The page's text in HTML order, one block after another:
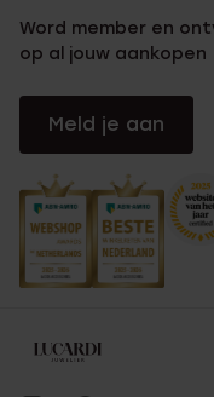
Word member en
op al jouw aankopen
Meld je aan